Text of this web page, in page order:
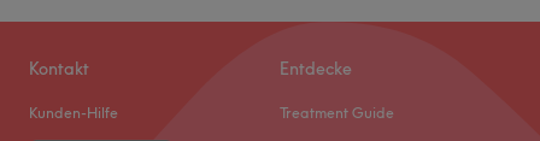
Kontakt
Kunden-Hilfe
Entdecke
Treatment Guide